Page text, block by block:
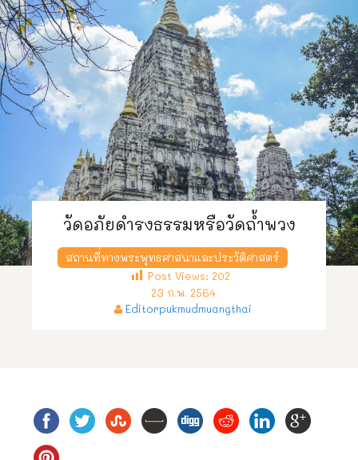
วัดอภัยดำรงธรรมหรือวัดถ้ำพวง
สถานที่ทางพระพุทธศาสนาและประวัติศาสตร์
Post Views: 202
23 ก.พ. 2564
Editorpukmudmuangthai